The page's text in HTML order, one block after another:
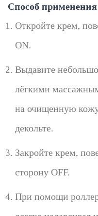
Способ применения
Откройте крем,
ON.
Выдавите
лёгкими
на очищенную
декольте.
Закройте крем,
сторону OFF.
При помощи